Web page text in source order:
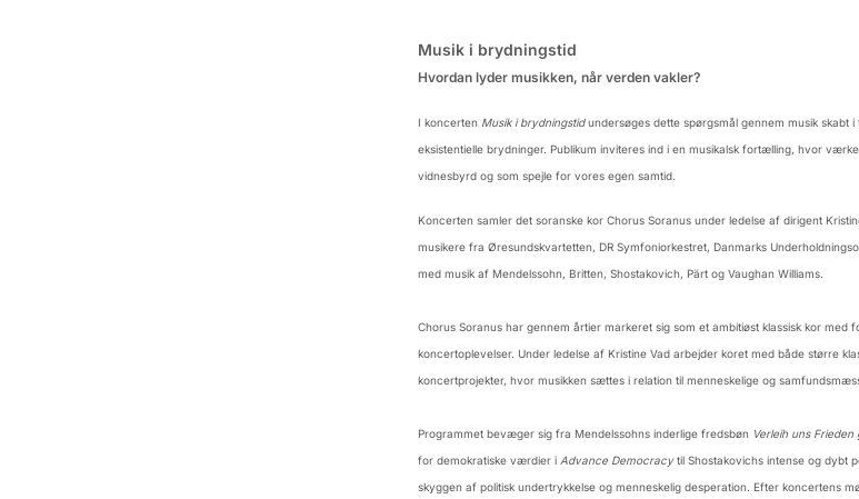
Musik i brydningstid
Hvordan lyder musikken, når verden vakler?
I koncerten Musik i brydningstidundersøges dette spørgsmål gennem musik skabt
eksistentielle brydninger. Publikum inviteres ind i en musikalsk fortælling, hvor
vidnesbyrd og som spejle for vores egen samtid.
Koncerten samler det soranske kor Chorus Soranus under ledelse af dirigent
musikere fra Øresundskvartetten, DR Symfoniorkestret, Danmarks
med musik af Mendelssohn, Britten, Shostakovich, Pärt og Vaughan Williams.
Chorus Soranus har gennem årtier markeret sig som et ambitiøst klassisk kor med
koncertoplevelser. Under ledelse af Kristine Vad arbejder koret med både større
koncertprojekter, hvor musikken sættes i relation til menneskelige og
Programmet bevæger sig fra Mendelssohns inderlige fredsbøn Verleih uns Frieden
for demokratiske værdier i Advance Democracytil Shostakovichs intense og dybt
skyggen af politisk undertrykkelse og menneskelig desperation. Efter koncertens